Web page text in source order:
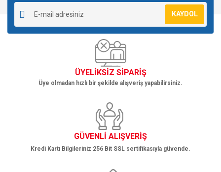
Ürün resmi kalitesiz, bozuk veya görüntülenemiyor.
Ürün açıklamasında eksik bilgiler bulunuyor.
Ürün fiyatı diğer sitelerden daha pahalı.
Bu ürüne benzer farklı alternatifler olmalı.
Gönder
KAYDOL
ÜYELİKSİZ SİPARİŞ
Üye olmadan hızlı bir şekilde alışveriş yapabilirsiniz.
GÜVENLİ ALIŞVERİŞ
Kredi Kartı Bilgileriniz 256 Bit SSL sertifikasıyla güvende.